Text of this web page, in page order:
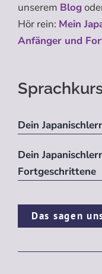
unserem Blog
Hör rein: Mein
Anfänger und
Dein
Dein
Fortgeschrittene
Das sagen